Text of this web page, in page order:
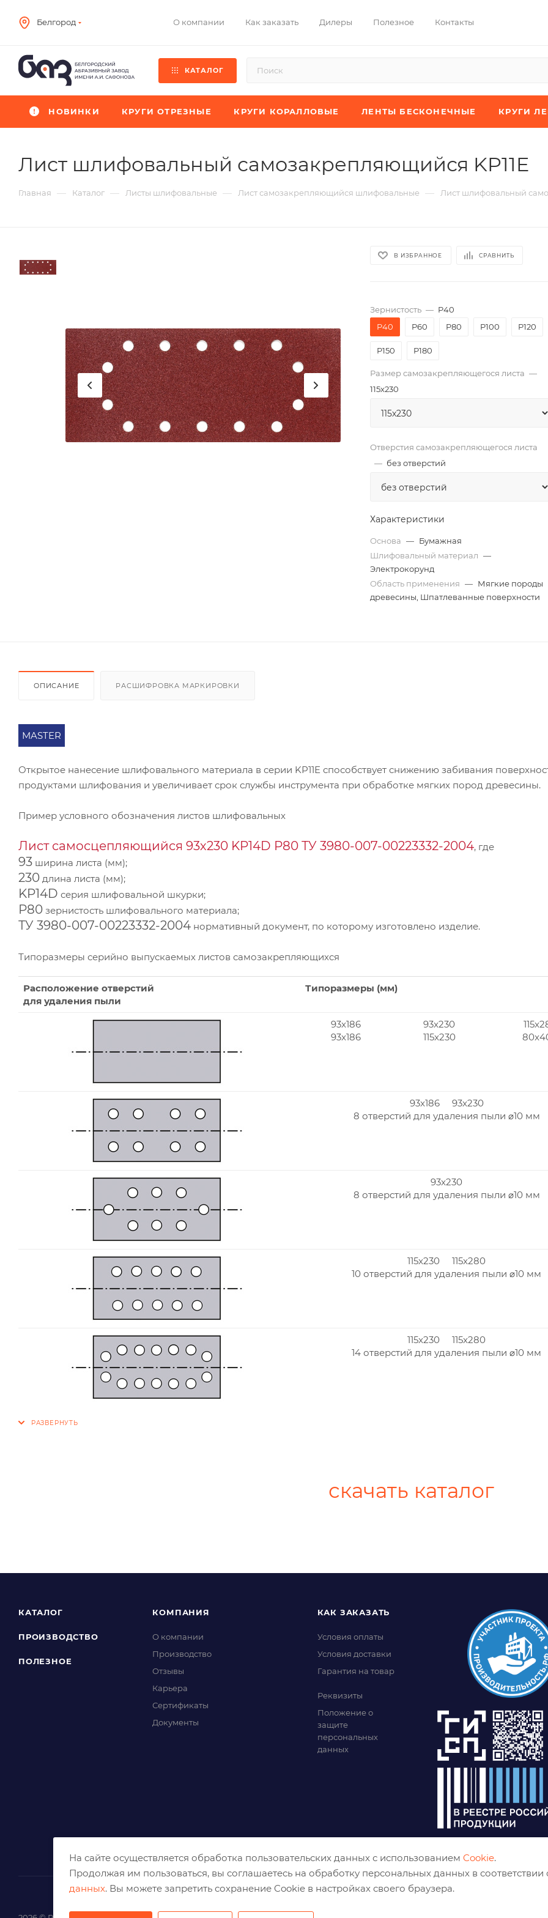
Белгород О компании Как заказать Дилеры Полезное Контакты
КАТАЛОГ
НОВИНКИ КРУГИ ОТРЕЗНЫЕ КРУГИ КОРАЛЛОВЫЕ ЛЕНТЫ БЕСКОНЕЧНЫЕ КРУГИ
Лист шлифовальный самозакрепляющийся KP11E
Главная — Каталог — Листы шлифовальные — Лист самозакрепляющийся шлифовальные — Лист шлифовальный
В ИЗБРАННОЕ СРАВНИТЬ
Зернистость — P40
P40
P60 P80 P100 P120
P150 P180
Размер самозакрепляющегося листа —
115х230
Отверстия самозакрепляющегося листа
— без отверстий
Характеристики
Основа — Бумажная
Шлифовальный материал —
Электрокорунд
Область применения — Мягкие породы
древесины, Шпатлеванные поверхности
ОПИСАНИЕ РАСШИФРОВКА МАРКИРОВКИ
MASTER
Открытое нанесение шлифовального материала в серии KP11E способствует снижению забивания
продуктами шлифования и увеличивает срок службы инструмента при обработке мягких пород древесины.
Пример условного обозначения листов шлифовальных
Лист самосцепляющийся 93х230 KP14D Р80 ТУ 3980-007-00223332-2004, где
93 ширина листа (мм);
230 длина листа (мм);
KP14D серия шлифовальной шкурки;
Р80 зернистость шлифовального материала;
ТУ 3980-007-00223332-2004 нормативный документ, по которому изготовлено изделие.
Типоразмеры серийно выпускаемых листов самозакрепляющихся
Расположение отверстий
для удаления пыли
Типоразмеры (мм)
93x186
93x186
93x230
115x230
93x186 93x230
8 отверстий для удаления пыли ⌀10 мм
93x230
8 отверстий для удаления пыли ⌀10 мм
115x230 115x280
10 отверстий для удаления пыли ⌀10 мм
115x230 115x280
14 отверстий для удаления пыли ⌀10 мм
скачать каталог
КАТАЛОГ
ПРОИЗВОДСТВО
ПОЛЕЗНОЕ
КОМПАНИЯ
О компании
Производство
Отзывы
Карьера
Сертификаты
Документы
КАК ЗАКАЗАТЬ
Условия оплаты
Условия доставки
Гарантия на товар
Реквизиты
Положение о
защите
персональных
данных
На сайте осуществляется обработка пользовательских данных с использованием Cookie.
Продолжая им пользоваться, вы соглашаетесь на обработку персональных данных в соответствии
данных. Вы можете запретить сохранение Cookie в настройках своего браузера.